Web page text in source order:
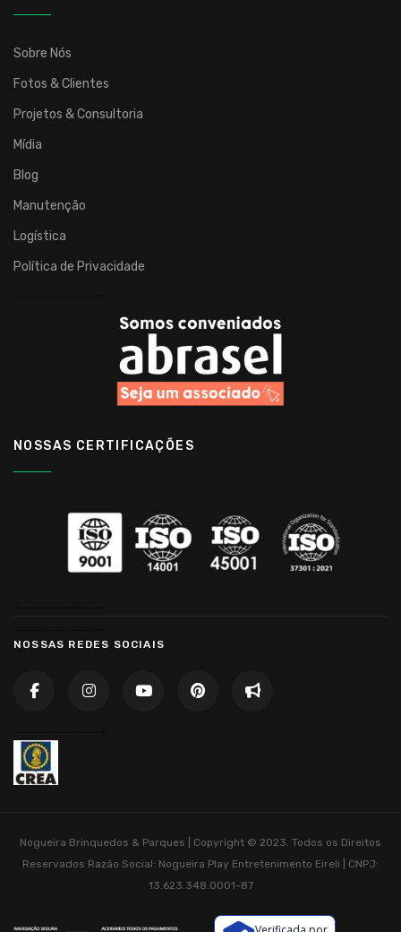
Sobre Nós
Fotos & Clientes
Projetos & Consultoria
Mídia
Blog
Manutenção
Logística
Política de Privacidade
NOSSAS CERTIFICAÇÕES
NOSSAS REDES SOCIAIS
Nogueira Brinquedos & Parques | Copyright © 2023. Todos os Direitos
Reservados Razão Social: Nogueira Play Entretenimento Eireli | CNPJ:
13.623.348.0001-87